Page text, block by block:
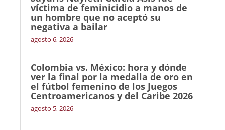
víctima de feminicidio a manos de
un hombre que no aceptó su
negativa a bailar
agosto 6, 2026
Colombia vs. México: hora y dónde
ver la final por la medalla de oro en
el fútbol femenino de los Juegos
Centroamericanos y del Caribe 2026
agosto 5, 2026